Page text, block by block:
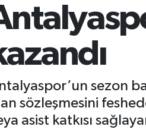
sezon
sözleşmesini
asist katkısı
Haber
Durumu ve Fikstür
Haberleri